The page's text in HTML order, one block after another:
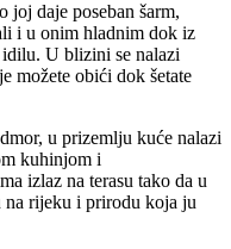
joj daje poseban šarm,
i u onim hladnim dok iz
idilu. U blizini se nalazi
možete obići dok šetate
u prizemlju kuće nalazi
kuhinjom i
izlaz na terasu tako da u
na rijeku i prirodu koja ju